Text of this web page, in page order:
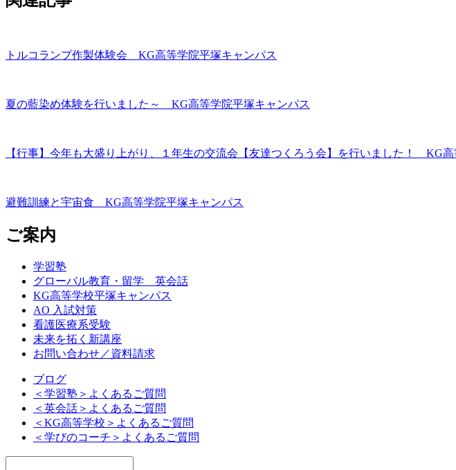
トルコランプ作製体験会 KG高等学院平塚キャンパス
夏の藍染め体験を行いました～ KG高等学院平塚キャンパス
【行事】今年も大盛り上がり、１年生の交流会【友達つくろう会】を行いました！ KG
避難訓練と宇宙食 KG高等学院平塚キャンパス
ご案内
学習塾
グローバル教育・留学 英会話
KG高等学校平塚キャンパス
AO 入試対策
看護医療系受験
未来を拓く新講座
お問い合わせ／資料請求
ブログ
＜学習塾＞よくあるご質問
＜英会話＞よくあるご質問
＜KG高等学校＞よくあるご質問
＜学びのコーチ＞よくあるご質問